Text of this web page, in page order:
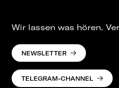
Wir lassen was hören.
NEWSLETTER
TELEGRAM-CHANNEL